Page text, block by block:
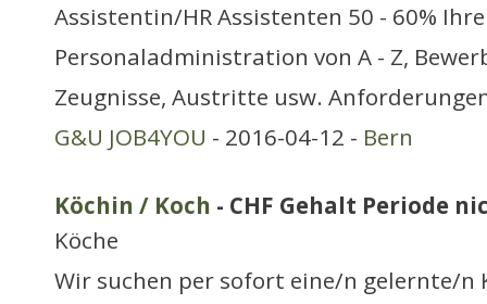
Assistentin/HR Assistenten 50 - 60%
Personaladministration von A - Z,
Zeugnisse, Austritte usw.
G&U JOB4YOU - 2016-04-12 - Bern
Köchin / Koch - CHF Gehalt Periode
Köche
Wir suchen per sofort eine/n gelernte/n